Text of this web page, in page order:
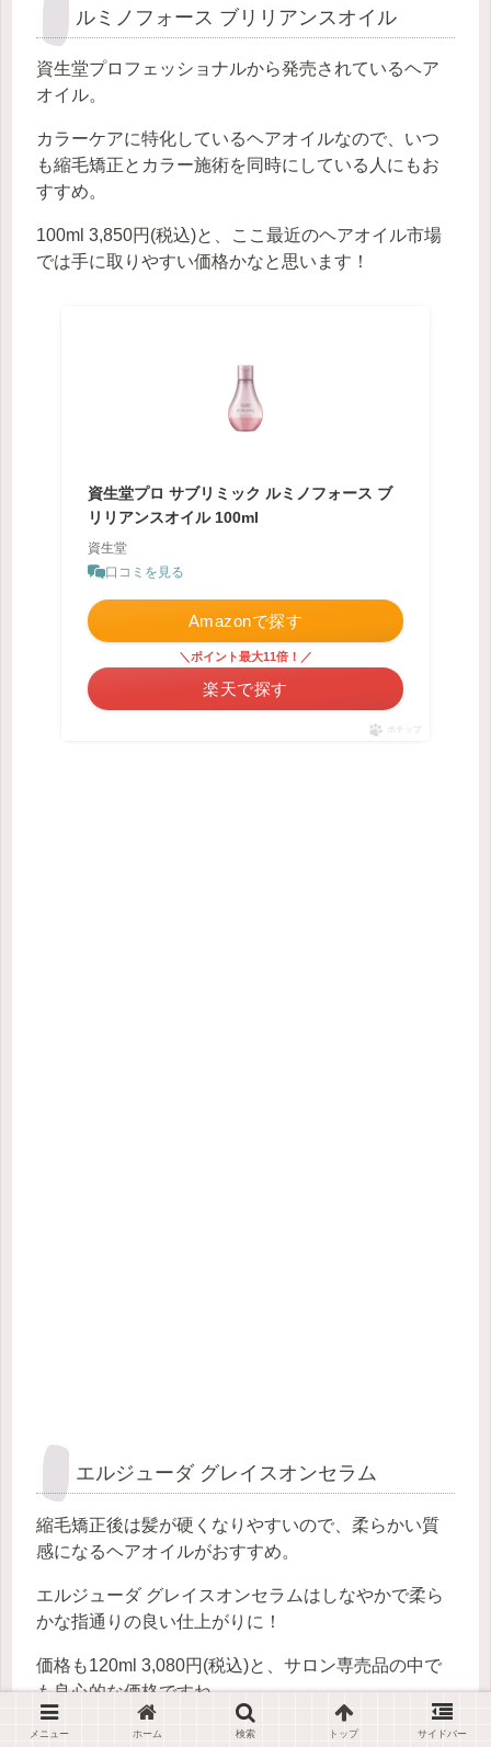
ルミノフォース ブリリアンスオイル
資生堂プロフェッショナルから発売されているヘア
オイル。
カラーケアに特化しているヘアオイルなので、いつ
も縮毛矯正とカラー施術を同時にしている人にもお
すすめ。
100ml 3,850円(税込)と、ここ最近のヘアオイル市場
では手に取りやすい価格かなと思います！
資生堂プロ サブリミック ルミノフォース ブ
リリアンスオイル 100ml
資生堂
口コミを見る
Amazonで探す
＼ポイント最大11倍！／
楽天で探す
ポチップ
エルジューダ グレイスオンセラム
縮毛矯正後は髪が硬くなりやすいので、柔らかい質
感になるヘアオイルがおすすめ。
エルジューダ グレイスオンセラムはしなやかで柔ら
かな指通りの良い仕上がりに！
価格も120ml 3,080円(税込)と、サロン専売品の中で
も良心的な価格ですね。
メニュー ホーム 検索 トップ サイドバー